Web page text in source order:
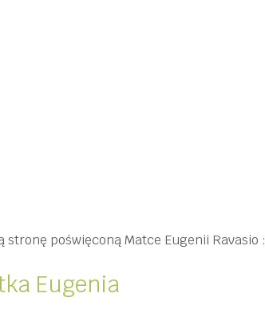
stronę poświęconą Matce Eugenii Ravasio :
Eugenia